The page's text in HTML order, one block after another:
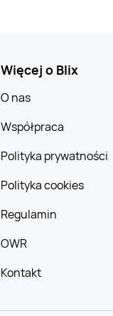
Więcej o Blix
O nas
Współpraca
Polityka prywatności
Polityka cookies
Regulamin
OWR
Kontakt